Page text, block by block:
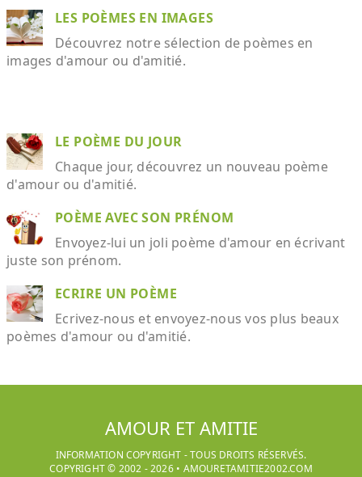
LES POÈMES EN IMAGES
Découvrez notre sélection de poèmes en
images d'amour ou d'amitié.
LE POÈME DU JOUR
Chaque jour, découvrez un nouveau poème
d'amour ou d'amitié.
POÈME AVEC SON PRÉNOM
Envoyez-lui un joli poème d'amour en écrivant
juste son prénom.
ECRIRE UN POÈME
Ecrivez-nous et envoyez-nous vos plus beaux
poèmes d'amour ou d'amitié.
AMOUR ET AMITIE
INFORMATION COPYRIGHT - TOUS DROITS RÉSERVÉS.
COPYRIGHT © 2002 -2026• AMOURETAMITIE2002.COM